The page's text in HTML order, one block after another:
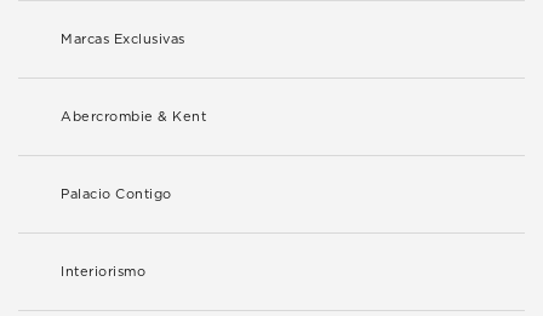
Marcas Exclusivas
Abercrombie & Kent
Palacio Contigo
Interiorismo